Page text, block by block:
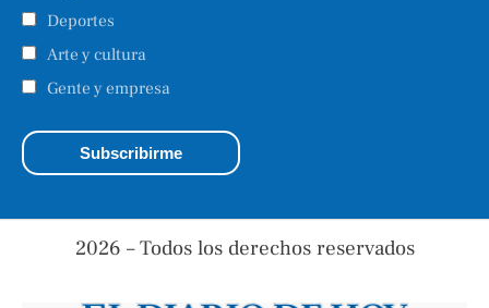
Deportes
Arte y cultura
Gente y empresa
2026 – Todos los derechos reservados